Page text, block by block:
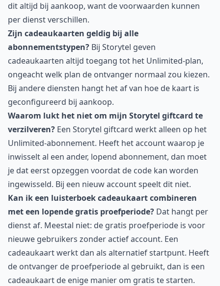
dit altijd bij aankoop, want de voorwaarden kunnen
per dienst verschillen.
Zijn cadeaukaarten geldig bij alle
abonnementstypen? Bij Storytel geven
cadeaukaarten altijd toegang tot het Unlimited-plan,
ongeacht welk plan de ontvanger normaal zou kiezen.
Bij andere diensten hangt het af van hoe de kaart is
geconfigureerd bij aankoop.
Waarom lukt het niet om mijn Storytel giftcard te
verzilveren? Een Storytel giftcard werkt alleen op het
Unlimited-abonnement. Heeft het account waarop je
inwisselt al een ander, lopend abonnement, dan moet
je dat eerst opzeggen voordat de code kan worden
ingewisseld. Bij een nieuw account speelt dit niet.
Kan ik een luisterboek cadeaukaart combineren
met een lopende gratis proefperiode? Dat hangt per
dienst af. Meestal niet: de gratis proefperiode is voor
nieuwe gebruikers zonder actief account. Een
cadeaukaart werkt dan als alternatief startpunt. Heeft
de ontvanger de proefperiode al gebruikt, dan is een
cadeaukaart de enige manier om gratis te starten.